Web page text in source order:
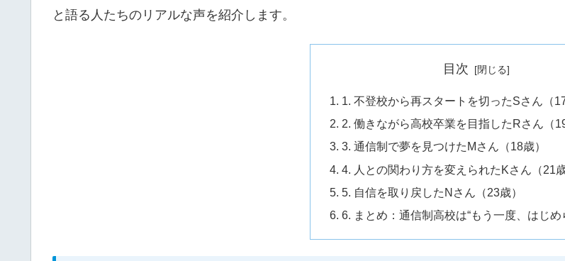
と語る人たちのリアルな声を紹介します。
目次
1. 不登校から再スタートを切ったSさん（17
2. 働きながら高校卒業を目指したRさん（19
3. 通信制で夢を見つけたMさん（18歳）
4. 人との関わり方を変えられたKさん（21歳
5. 自信を取り戻したNさん（23歳）
6. まとめ：通信制高校は“もう一度、はじめ